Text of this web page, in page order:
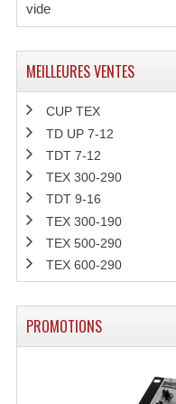
Malle
Accessoires
Rack 19"
vide
MEILLEURES VENTES
CUP TEX
TD UP 7-12
TDT 7-12
TEX 300-290
TDT 9-16
TEX 300-190
TEX 500-290
TEX 600-290
PROMOTIONS